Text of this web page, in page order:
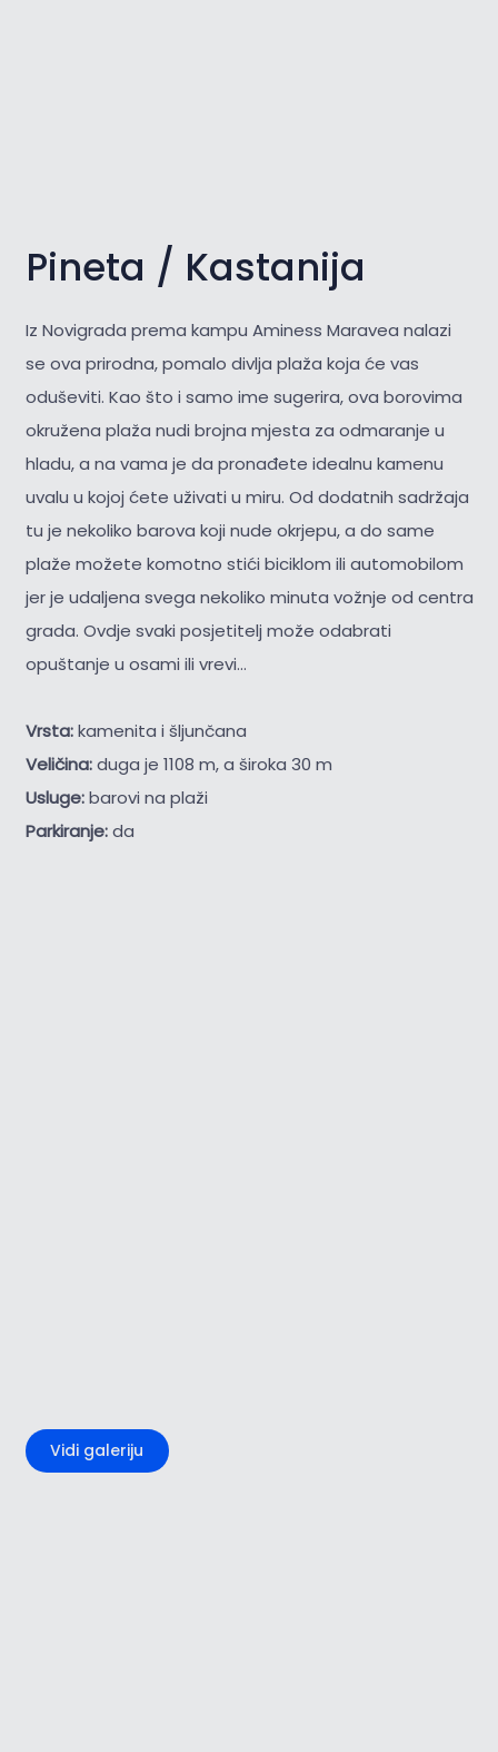
Pineta / Kastanija
Iz Novigrada prema kampu Aminess Maravea nalazi
se ova prirodna, pomalo divlja plaža koja će vas
oduševiti. Kao što i samo ime sugerira, ova borovima
okružena plaža nudi brojna mjesta za odmaranje u
hladu, a na vama je da pronađete idealnu kamenu
uvalu u kojoj ćete uživati u miru. Od dodatnih sadržaja
tu je nekoliko barova koji nude okrjepu, a do same
plaže možete komotno stići biciklom ili automobilom
jer je udaljena svega nekoliko minuta vožnje od centra
grada. Ovdje svaki posjetitelj može odabrati
opuštanje u osami ili vrevi...
Vrsta:kamenita i šljunčana
Veličina:duga je 1108 m, a široka 30 m
Usluge:barovi na plaži
Parkiranje:da
Vidi galeriju